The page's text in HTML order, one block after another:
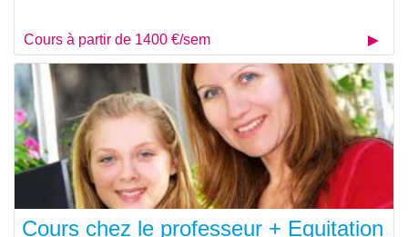
Cours à partir de 1400 €/sem
Cours chez le professeur + Equitation